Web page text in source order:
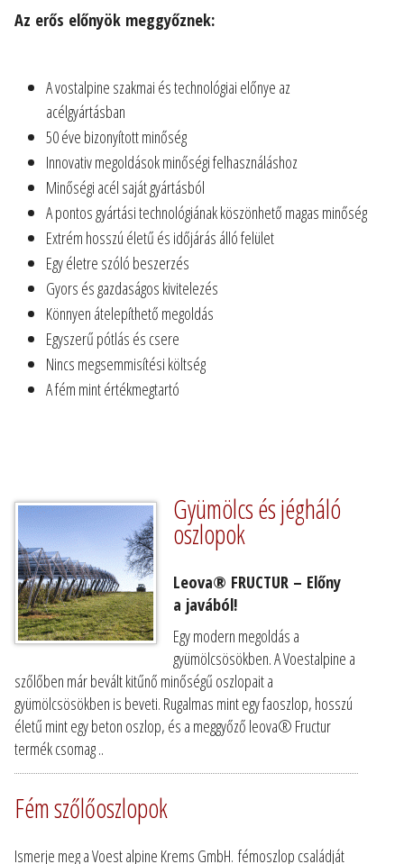
Az erős előnyök meggyőznek:
A vostalpine szakmai és technológiai előnye az
acélgyártásban
50 éve bizonyított minőség
Innovativ megoldások minőségi felhasználáshoz
Minőségi acél saját gyártásból
A pontos gyártási technológiának köszönhető magas minőség
Extrém hosszú életű és időjárás álló felület
Egy életre szóló beszerzés
Gyors és gazdaságos kivitelezés
Könnyen átelepíthető megoldás
Egyszerű pótlás és csere
Nincs megsemmisítési költség
A fém mint értékmegtartó
Gyümölcs és jégháló
oszlopok
Leova® FRUCTUR – Előny
a javából!​
Egy modern megoldás a
gyümölcsösökben. A Voestalpine a
szőlőben már bevált kitűnő minőségű oszlopait a
gyümölcsösökben is beveti. Rugalmas mint egy faoszlop, hosszú
életű mint egy beton oszlop, és a meggyőző leova® Fructur
termék csomag ..
Fém szőlőoszlopok
Ismerje meg a Voest alpine Krems GmbH. fémoszlop családját